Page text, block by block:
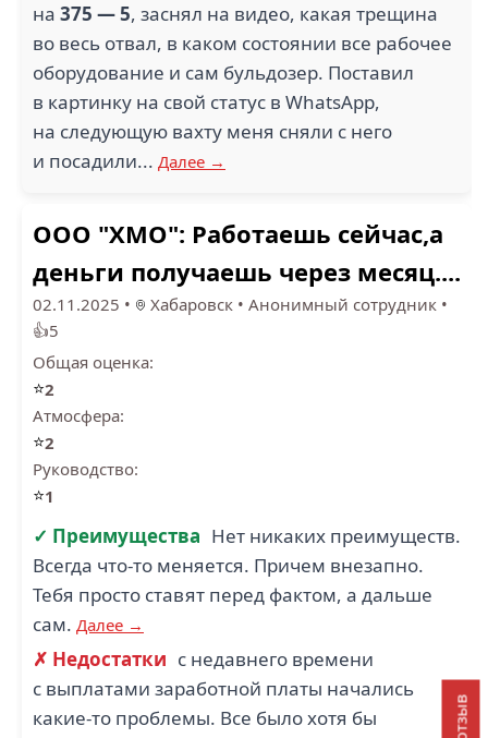
на 375 — 5, заснял на видео, какая трещина
во весь отвал, в каком состоянии все рабочее
оборудование и сам бульдозер. Поставил
в картинку на свой статус в WhatsApp,
на следующую вахту меня сняли с него
и посадили... Далее →
ООО "ХМО": Работаешь сейчас,а
деньги получаешь через месяц....
02.11.2025 • Хабаровск • Анонимный сотрудник •
👍5
Общая оценка:
⭐2
Атмосфера:
⭐2
Руководство:
⭐1
✓ Преимущества Нет никаких преимуществ.
Всегда что-то меняется. Причем внезапно.
Тебя просто ставят перед фактом, а дальше
сам. Далее →
✗ Недостатки с недавнего времени
с выплатами заработной платы начались
какие-то проблемы. Все было хотя бы